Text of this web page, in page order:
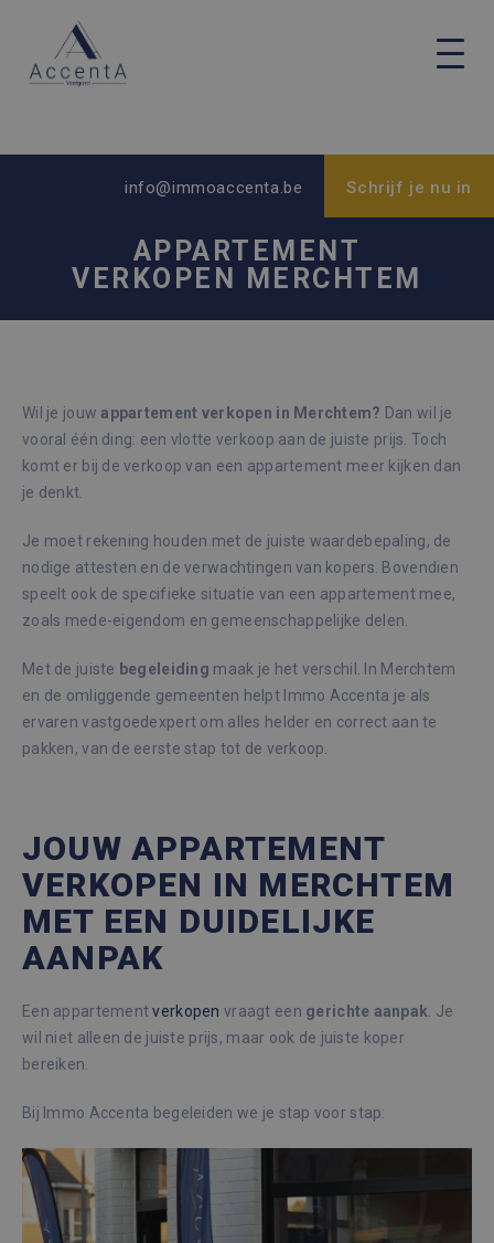
info@immoaccenta.be Schrijf je nu in
APPARTEMENT
VERKOPEN MERCHTEM
Wil je jouwappartement verkopen in Merchtem? Dan wil je
vooral één ding: een vlotte verkoop aan de juiste prijs. Toch
komt er bij de verkoop van een appartement meer kijken dan
je denkt.
Je moet rekening houden met de juiste waardebepaling, de
nodige attesten en de verwachtingen van kopers. Bovendien
speelt ook de specifieke situatie van een appartement mee,
zoals mede-eigendom en gemeenschappelijke delen.
Met de juiste begeleiding maak je het verschil. In Merchtem
en de omliggende gemeenten helpt Immo Accenta je als
ervaren vastgoedexpert om alles helder en correct aan te
pakken, van de eerste stap tot de verkoop.
JOUW APPARTEMENT
VERKOPEN IN MERCHTEM
MET EEN DUIDELIJKE
AANPAK
Een appartementverkopen vraagt een gerichte aanpak . Je
wil niet alleen de juiste prijs, maar ook de juiste koper
bereiken.
Bij Immo Accenta begeleiden we je stap voor stap: